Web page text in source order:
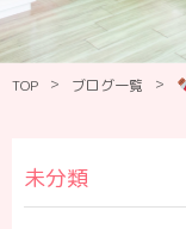
TOP > ブログ一覧 >
未分類